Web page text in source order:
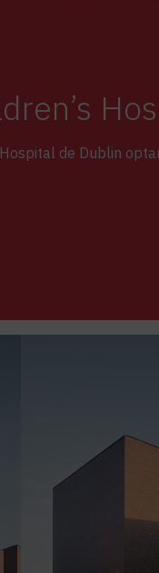
de Dublin